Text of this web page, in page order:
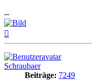
--
Schraubaer
Beiträge: 7249